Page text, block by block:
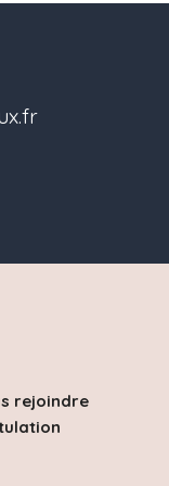
rejoindre